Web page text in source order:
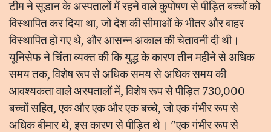
टीम ने सूडान के अस्पतालों में रहने वाले कुपोषण से पीड़ित बच्चों को
विस्थापित कर दिया था, जो देश की सीमाओं के भीतर और बाहर
विस्थापित हो गए थे, और आसन्न अकाल की चेतावनी दी थी।
यूनिसेफ ने चिंता व्यक्त की कि युद्ध के कारण तीन महीने से अधिक
समय तक, विशेष रूप से अधिक समय से अधिक समय की
आवश्यकता वाले अस्पतालों में, विशेष रूप से पीड़ित 730,000
बच्चों सहित, एक और एक और एक बच्चे, जो एक गंभीर रूप से
अधिक बीमार थे, इस कारण से पीड़ित थे। "एक गंभीर रूप से